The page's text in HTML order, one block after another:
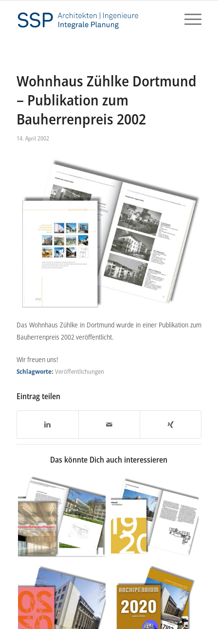
Wohnhaus Zühlke Dortmund
– Publikation zum
Bauherrenpreis 2002
14. April 2002
Das Wohnhaus Zühlke in Dortmund wurde in einer Publikation zum
Bauherrenpreis 2002 veröffentlicht.
Wir freuen uns!
Schlagworte: Veröffentlichungen
Eintrag teilen
Das könnte Dich auch interessieren